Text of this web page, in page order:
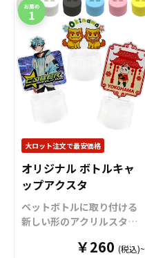
大ロット注文で最安価格
オリジナル ボトルキャ
ップアクスタ
ペットボトルに取り付ける
新しい形のアクリルスタン
タ」をお客様のオリジナル
￥260 (税込)~